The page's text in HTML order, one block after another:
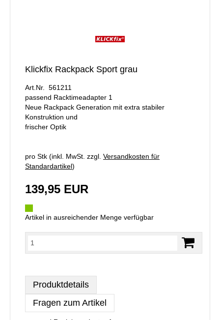
Klickfix Rackpack Sport grau
Art.Nr. 561211
passend Racktimeadapter 1
Neue Rackpack Generation mit extra stabiler
Konstruktion und
frischer Optik
pro Stk (inkl. MwSt. zzgl. Versandkosten für
Standardartikel)
139,95 EUR
Artikel in ausreichender Menge verfügbar
Produktdetails
Fragen zum Artikel